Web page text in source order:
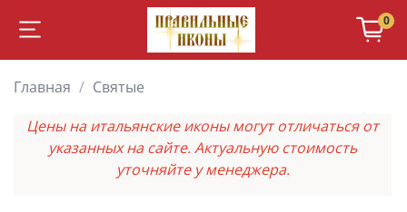
0
Главная
Святые
Цены на итальянские иконы могут отличаться от
указанных на сайте. Актуальную стоимость
уточняйте у менеджера.